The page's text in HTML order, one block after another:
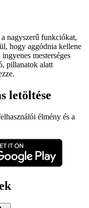
nagyszerű funkciókat,
hogy aggódnia kellene
mesterséges
pillanatok alatt
letöltése
élmény és a